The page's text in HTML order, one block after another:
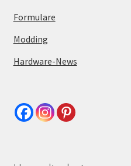
Formulare
Modding
Hardware-News